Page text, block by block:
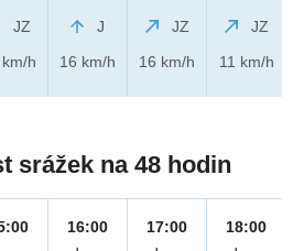
JZ
h
J
16 km/h
JZ
16 km/h
JZ
11 km/h
srážek na 48 hodin
16:00
17:00
18:00